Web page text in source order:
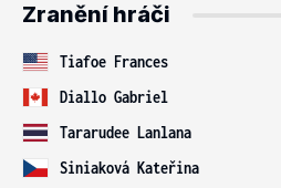
Zranění hráči
Tiafoe Frances
Diallo Gabriel
Tararudee Lanlana
Siniaková Kateřina